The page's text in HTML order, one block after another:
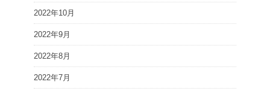
2022年10月
2022年9月
2022年8月
2022年7月